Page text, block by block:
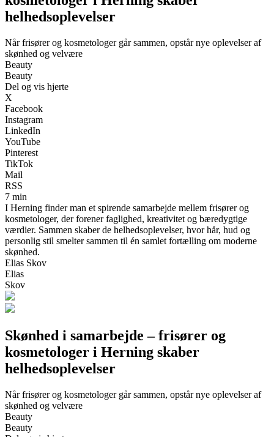
helhedsoplevelser
Når frisører og kosmetologer går sammen, opstår nye oplevelser af
skønhed og velvære
Beauty
Beauty
Del og vis hjerte
X
Facebook
Instagram
LinkedIn
YouTube
Pinterest
TikTok
Mail
RSS
7 min
I Herning finder man et spirende samarbejde mellem frisører og
kosmetologer, der forener faglighed, kreativitet og bæredygtige
værdier. Sammen skaber de helhedsoplevelser, hvor hår, hud og
personlig stil smelter sammen til én samlet fortælling om moderne
skønhed.
Elias Skov
Elias
Skov
Skønhed i samarbejde – frisører og
kosmetologer i Herning skaber
helhedsoplevelser
Når frisører og kosmetologer går sammen, opstår nye oplevelser af
skønhed og velvære
Beauty
Beauty